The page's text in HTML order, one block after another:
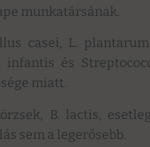
munkatársának.
casei, L.
infantis és
miatt.
B. lactis, esetleg
sem a legerősebb.